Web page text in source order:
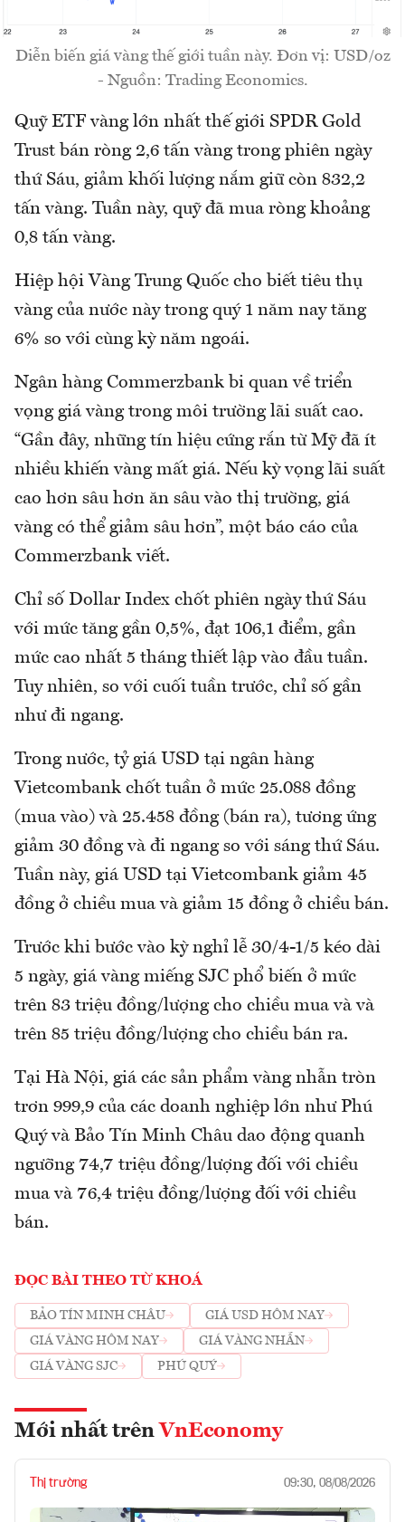
Diễn biến giá vàng thế giới tuần này. Đơn vị: USD/oz
- Nguồn: Trading Economics.
Quỹ ETF vàng lớn nhất thế giới SPDR Gold
Trust bán ròng 2,6 tấn vàng trong phiên ngày
thứ Sáu, giảm khối lượng nắm giữ còn 832,2
tấn vàng. Tuần này, quỹ đã mua ròng khoảng
0,8 tấn vàng.
Hiệp hội Vàng Trung Quốc cho biết tiêu thụ
vàng của nước này trong quý 1 năm nay tăng
6% so với cùng kỳ năm ngoái.
Ngân hàng Commerzbank bi quan về triển
vọng giá vàng trong môi trường lãi suất cao.
“Gần đây, những tín hiệu cứng rắn từ Mỹ đã ít
nhiều khiến vàng mất giá. Nếu kỳ vọng lãi suất
cao hơn sâu hơn ăn sâu vào thị trường, giá
vàng có thể giảm sâu hơn”, một báo cáo của
Commerzbank viết.
Chỉ số Dollar Index chốt phiên ngày thứ Sáu
với mức tăng gần 0,5%, đạt 106,1 điểm, gần
mức cao nhất 5 tháng thiết lập vào đầu tuần.
Tuy nhiên, so với cuối tuần trước, chỉ số gần
như đi ngang.
Trong nước, tỷ giá USD tại ngân hàng
Vietcombank chốt tuần ở mức 25.088 đồng
(mua vào) và 25.458 đồng (bán ra), tương ứng
giảm 30 đồng và đi ngang so với sáng thứ Sáu.
Tuần này, giá USD tại Vietcombank giảm 45
đồng ở chiều mua và giảm 15 đồng ở chiều bán.
Trước khi bước vào kỳ nghỉ lễ 30/4-1/5 kéo dài
5 ngày, giá vàng miếng SJC phổ biến ở mức
trên 83 triệu đồng/lượng cho chiều mua và và
trên 85 triệu đồng/lượng cho chiều bán ra.
Tại Hà Nội, giá các sản phẩm vàng nhẫn tròn
trơn 999,9 của các doanh nghiệp lớn như Phú
Quý và Bảo Tín Minh Châu dao động quanh
ngưỡng 74,7 triệu đồng/lượng đối với chiều
mua và 76,4 triệu đồng/lượng đối với chiều
bán.
ĐỌC BÀI THEO TỪ KHOÁ
BẢO TÍN MINH CHÂU
GIÁ USD HÔM NAY
GIÁ VÀNG HÔM NAY
GIÁ VÀNG NHẪN
GIÁ VÀNG SJC
PHÚ QUÝ
Mới nhất trên VnEconomy
Thị trường 09:30, 08/08/2026